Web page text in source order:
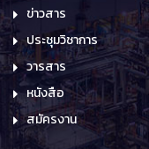
ข่าวสาร
ประชุมวิชาการ
วารสาร
หนังสือ
สมัครงาน